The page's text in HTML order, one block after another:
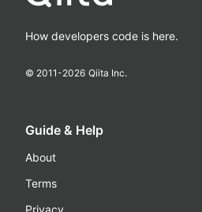
How developers code is here.
© 2011-2026 Qiita Inc.
Guide & Help
About
Terms
Privacy